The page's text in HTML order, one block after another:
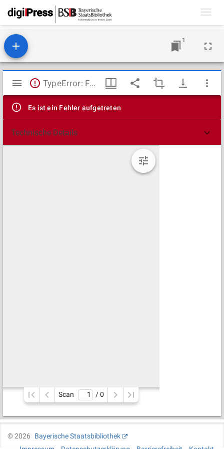
1
Mirador
Viewer
TypeError: Failed to fetch
Es ist ein Fehler aufgetreten
Technische Details
Scan / 0
©2026
Bayerische Staatsbibliothek